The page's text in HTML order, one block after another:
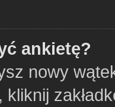
ankietę?
nowy
kliknij